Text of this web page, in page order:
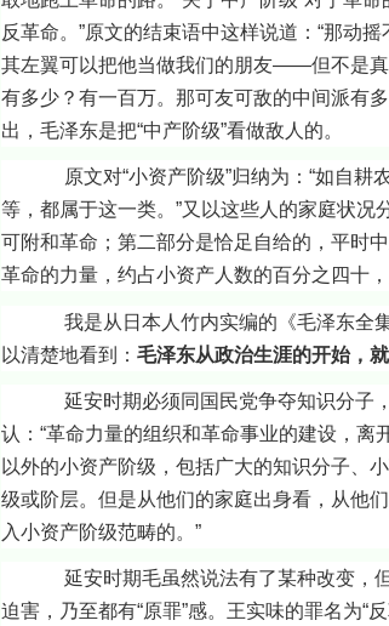
反革命。”原文的结束语中这样说道：“那动
其左翼可以把他当做我们的朋友——但不是真
有多少？有一百万。那可友可敌的中间派有
出，毛泽东是把“中产阶级”看做敌人的。
原文对“小资产阶级”归纳为：“如自耕农
等，都属于这一类。”又以这些人的家庭状
可附和革命；第二部分是恰足自给的，平时
革命的力量，约占小资产人数的百分之四十，
我是从日本人竹内实编的《毛泽东全集
以清楚地看到： 毛泽东从政治生涯的开始，
延安时期必须同国民党争夺知识分子，
认：“革命力量的组织和革命事业的建设，离
以外的小资产阶级，包括广大的知识分子、
级或阶层。但是从他们的家庭出身看，从他
入小资产阶级范畴的。”
延安时期毛虽然说法有了某种改变，但实
迫害，乃至都有“原罪”感。王实味的罪名为“